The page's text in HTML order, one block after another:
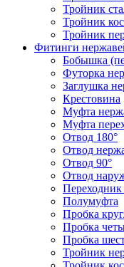
Тройник
Тройник
Тройник
Фитинги
Бобышка
Футорка
Заглушка
Крестовина
Муфта
Муфта
Отвод 180°
Отвод
Отвод 90°
Отвод
Полумуфта
Пробка
Пробка
Пробка
Тройник